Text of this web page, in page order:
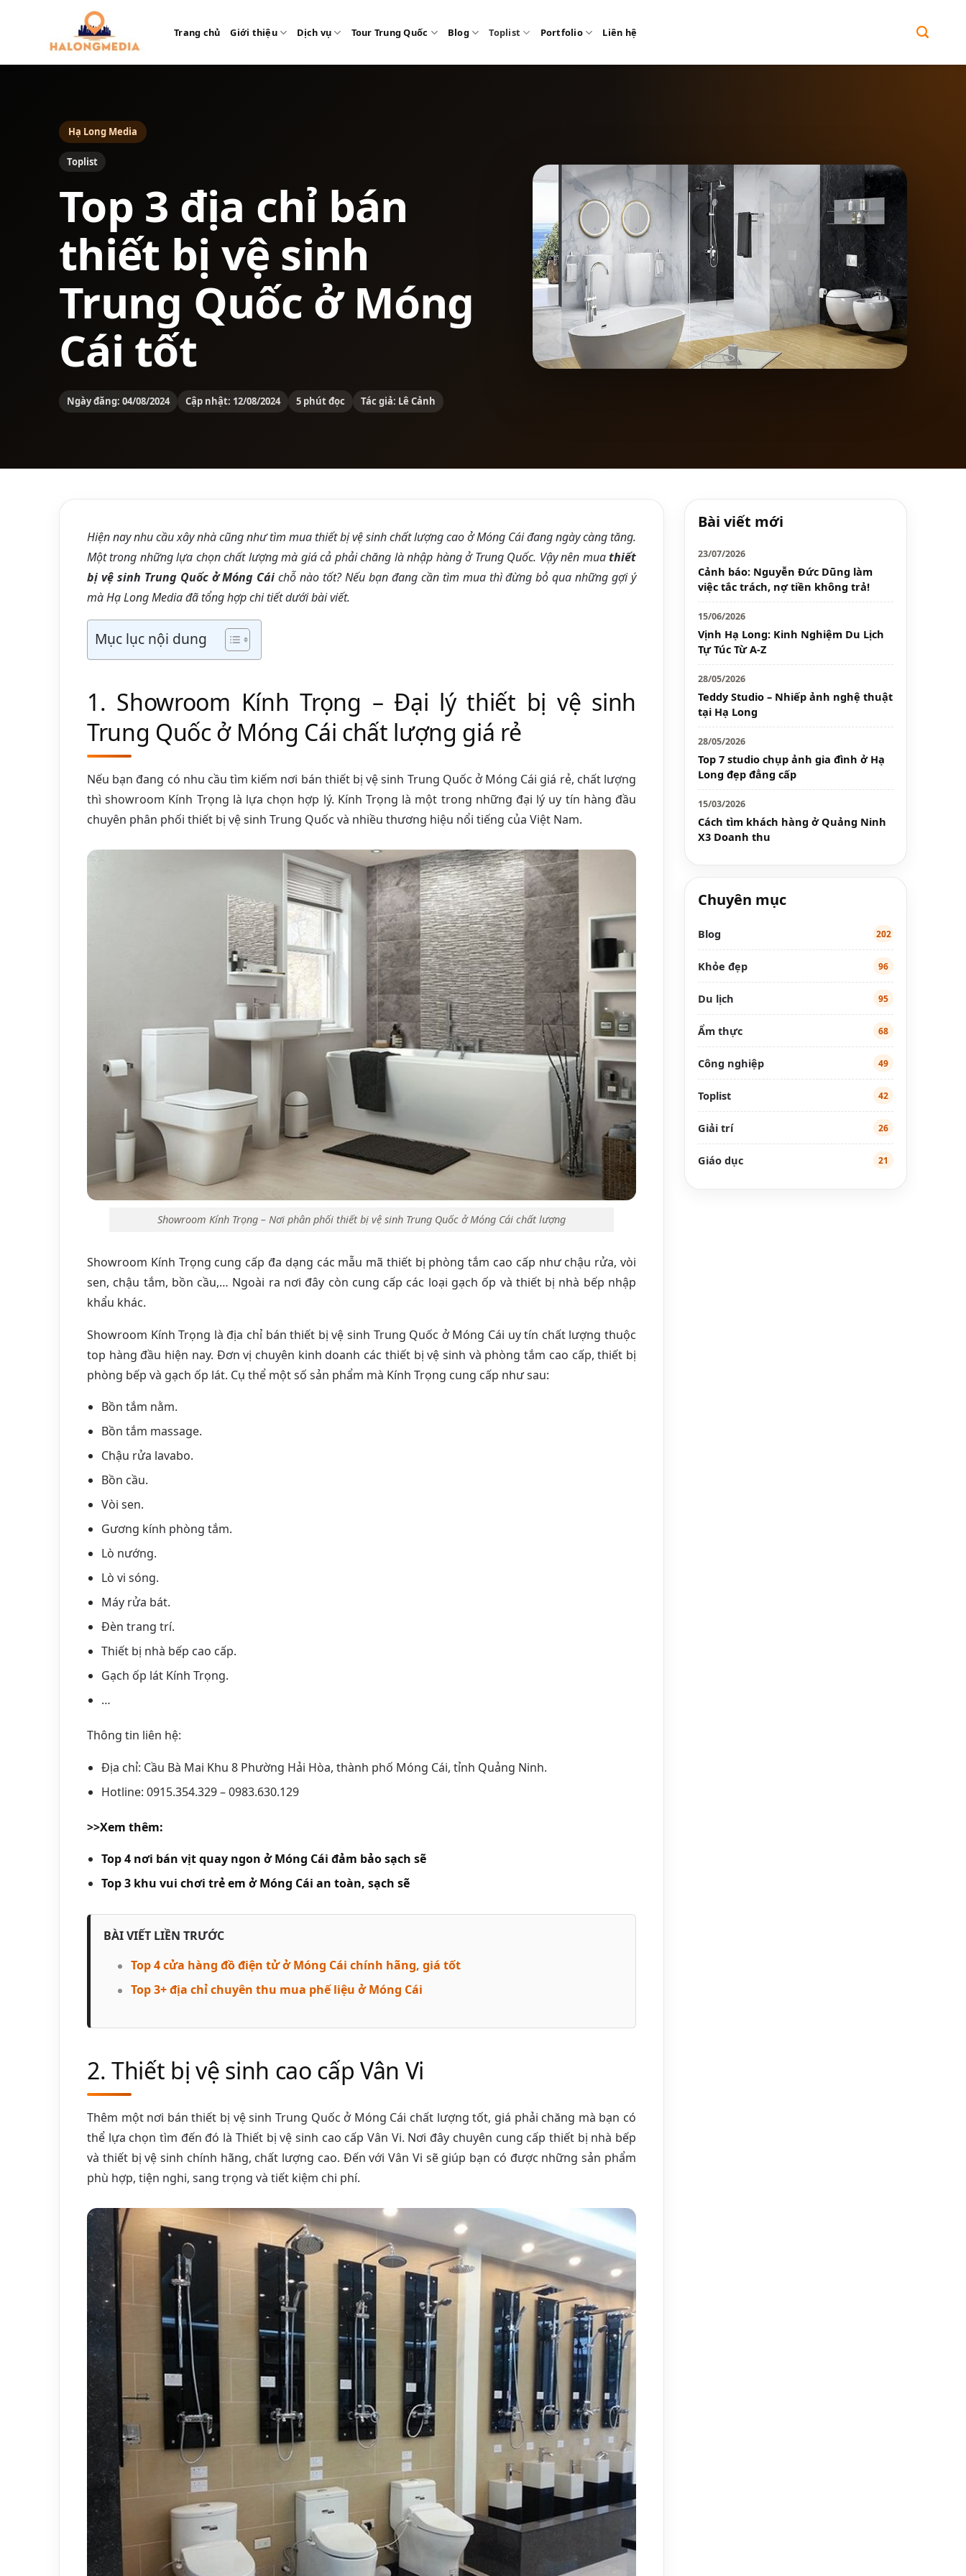
dung
Trang chủ Giới thiệu Dịch vụ Tour Trung Quốc Blog Toplist Portfolio Liên hệ
Hạ Long Media
Toplist
Top 3 địa chỉ bán
thiết bị vệ sinh
Trung Quốc ở Móng
Cái tốt
Ngày đăng: 04/08/2024 Cập nhật: 12/08/2024 5 phút đọc Tác giả: Lê Cảnh
Hiện nay nhu cầu xây nhà cũng như tìm mua thiết bị vệ sinh chất lượng cao ở Móng Cái đang ngày càng tăng.
Một trong những lựa chọn chất lượng mà giá cả phải chăng là nhập hàng ở Trung Quốc. Vậy nên muathiết
bị vệ sinh Trung Quốc ở Móng Cái chỗ nào tốt? Nếu bạn đang cần tìm mua thì đừng bỏ qua những gợi ý
mà Hạ Long Media đã tổng hợp chi tiết dưới bài viết.
Mục lục nội dung
1. Showroom Kính Trọng – Đại lý thiết bị vệ sinh
Trung Quốc ở Móng Cái chất lượng giá rẻ
Nếu bạn đang có nhu cầu tìm kiếm nơi bán thiết bị vệ sinh Trung Quốc ở Móng Cái giá rẻ, chất lượng
thì showroom Kính Trọng là lựa chọn hợp lý. Kính Trọng là một trong những đại lý uy tín hàng đầu
chuyên phân phối thiết bị vệ sinh Trung Quốc và nhiều thương hiệu nổi tiếng của Việt Nam.
Showroom Kính Trọng – Nơi phân phối thiết bị vệ sinh Trung Quốc ở Móng Cái chất lượng
Showroom Kính Trọng cung cấp đa dạng các mẫu mã thiết bị phòng tắm cao cấp như chậu rửa, vòi
sen, chậu tắm, bồn cầu,… Ngoài ra nơi đây còn cung cấp các loại gạch ốp và thiết bị nhà bếp nhập
khẩu khác.
Showroom Kính Trọng là địa chỉ bán thiết bị vệ sinh Trung Quốc ở Móng Cái uy tín chất lượng thuộc
top hàng đầu hiện nay. Đơn vị chuyên kinh doanh các thiết bị vệ sinh và phòng tắm cao cấp, thiết bị
phòng bếp và gạch ốp lát. Cụ thể một số sản phẩm mà Kính Trọng cung cấp như sau:
Bồn tắm nằm.
Bồn tắm massage.
Chậu rửa lavabo.
Bồn cầu.
Vòi sen.
Gương kính phòng tắm.
Lò nướng.
Lò vi sóng.
Máy rửa bát.
Đèn trang trí.
Thiết bị nhà bếp cao cấp.
Gạch ốp lát Kính Trọng.
…
Thông tin liên hệ:
Địa chỉ: Cầu Bà Mai Khu 8 Phường Hải Hòa, thành phố Móng Cái, tỉnh Quảng Ninh.
Hotline: 0915.354.329 – 0983.630.129
>>Xem thêm:
Top 4 nơi bán vịt quay ngon ở Móng Cái đảm bảo sạch sẽ
Top 3 khu vui chơi trẻ em ở Móng Cái an toàn, sạch sẽ
BÀI VIẾT LIỀN TRƯỚC
Top 4 cửa hàng đồ điện tử ở Móng Cái chính hãng, giá tốt
Top 3+ địa chỉ chuyên thu mua phế liệu ở Móng Cái
2. Thiết bị vệ sinh cao cấp Vân Vi
Thêm một nơi bán thiết bị vệ sinh Trung Quốc ở Móng Cái chất lượng tốt, giá phải chăng mà bạn có
thể lựa chọn tìm đến đó là Thiết bị vệ sinh cao cấp Vân Vi. Nơi đây chuyên cung cấp thiết bị nhà bếp
và thiết bị vệ sinh chính hãng, chất lượng cao. Đến với Vân Vi sẽ giúp bạn có được những sản phẩm
phù hợp, tiện nghi, sang trọng và tiết kiệm chi phí.
Bài viết mới
23/07/2026
Cảnh báo: Nguyễn Đức Dũng làm
việc tắc trách, nợ tiền không trả!
15/06/2026
Vịnh Hạ Long: Kinh Nghiệm Du Lịch
Tự Túc Từ A-Z
28/05/2026
Teddy Studio – Nhiếp ảnh nghệ thuật
tại Hạ Long
28/05/2026
Top 7 studio chụp ảnh gia đình ở Hạ
Long đẹp đẳng cấp
15/03/2026
Cách tìm khách hàng ở Quảng Ninh
X3 Doanh thu
Chuyên mục
Blog 202
Khỏe đẹp 96
Du lịch 95
Ẩm thực 68
Công nghiệp 49
Toplist 42
Giải trí 26
Giáo dục 21